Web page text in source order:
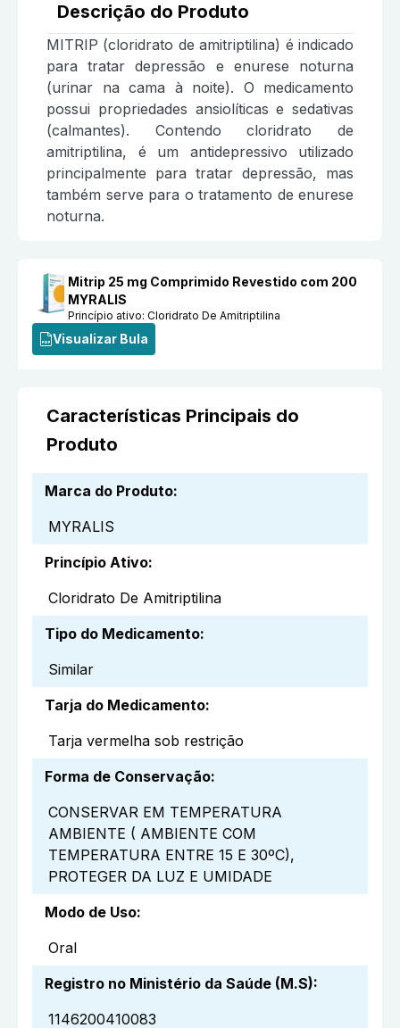
Descrição do Produto
MITRIP (cloridrato de amitriptilina) é indicado
para tratar depressão e enurese noturna
(urinar na cama à noite). O medicamento
possui propriedades ansiolíticas e sedativas
(calmantes). Contendo cloridrato de
amitriptilina, é um antidepressivo utilizado
principalmente para tratar depressão, mas
também serve para o tratamento de enurese
noturna.
Mitrip 25 mg Comprimido Revestido com 200
MYRALIS
Princípio ativo:Cloridrato De Amitriptilina
Visualizar Bula
Características Principais do
Produto
Marca do Produto:
MYRALIS
Princípio Ativo:
Cloridrato De Amitriptilina
Tipo do Medicamento:
Similar
Tarja do Medicamento:
Tarja vermelha sob restrição
Forma de Conservação:
CONSERVAR EM TEMPERATURA
AMBIENTE ( AMBIENTE COM
TEMPERATURA ENTRE 15 E 30ºC),
PROTEGER DA LUZ E UMIDADE
Modo de Uso:
Oral
Registro no Ministério da Saúde (M.S):
1146200410083